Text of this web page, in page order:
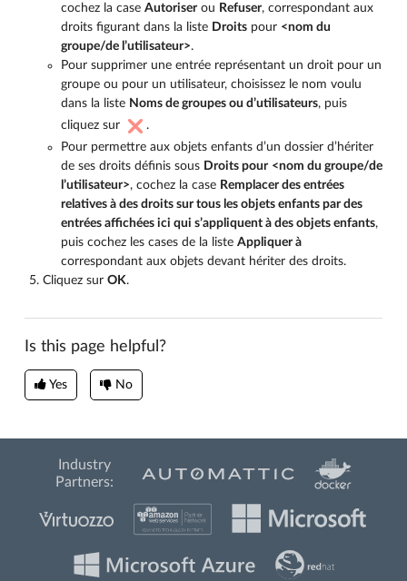
cochez la case Autoriserou Refuser, correspondant aux
droits figurant dans la liste Droits pour <nom du
groupe/de l’utilisateur>.
Pour supprimer une entrée représentant un droit pour un
groupe ou pour un utilisateur, choisissez le nom voulu
dans la liste Noms de groupes ou d’utilisateurs, puis
cliquez sur
.
Pour permettre aux objets enfants d’un dossier d’hériter
de ses droits définis sous Droits pour <nom du groupe/de
l’utilisateur>, cochez la case Remplacer des entrées
relatives à des droits sur tous les objets enfants par des
entrées affichées ici qui s’appliquent à des objets enfants,
puis cochez les cases de la liste Appliquer à
correspondant aux objets devant hériter des droits.
Cliquez sur OK.
Is this page helpful?
Yes No
Industry
Partners: